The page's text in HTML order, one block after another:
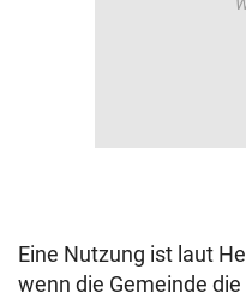
Eine Nutzung ist laut
wenn die Gemeinde